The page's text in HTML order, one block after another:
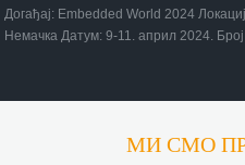
Догађај: Embedded World 2024
Немачка Датум: 9-11. април 2024.
МИ СМО